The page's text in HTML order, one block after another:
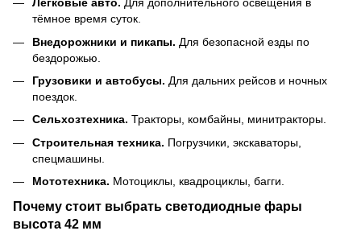
Легковые авто. Для дополнительного освещения в
тёмное время суток.
Внедорожники и пикапы. Для безопасной езды по
бездорожью.
Грузовики и автобусы. Для дальних рейсов и ночных
поездок.
Сельхозтехника. Тракторы, комбайны, минитракторы.
Строительная техника. Погрузчики, экскаваторы,
спецмашины.
Мототехника. Мотоциклы, квадроциклы, багги.
Почему стоит выбрать светодиодные фары
высота 42 мм